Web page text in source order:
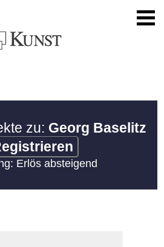
zu: Georg Baselitz
Erlös absteigend